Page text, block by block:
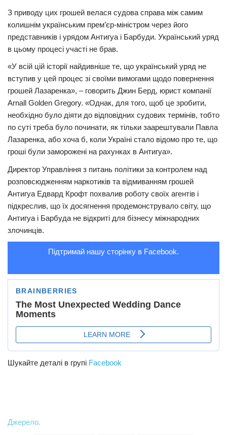
Шоу-біз
З приводу цих грошей велася судова справа між самим
колишнім українським прем’єр-міністром через його
представників і урядом Антигуа і Барбуди. Український уряд
в цьому процесі участі не брав.
«У всій цій історії найдивніше те, що український уряд не
вступив у цей процес зі своїми вимогами щодо повернення
грошей Лазаренка», – говорить Джин Берд, юрист компанії
Arnall Golden Gregory. «Однак, для того, щоб це зробити,
необхідно було діяти до відповідних судових термінів, тобто
по суті треба було починати, як тільки заарештували Павла
Лазаренка, або хоча б, коли Україні стало відомо про те, що
гроші були заморожені на рахунках в Антигуа».
Директор Управління з питань політики за контролем над
розповсюдженням наркотиків та відмиванням грошей
Антигуа Едвард Крофт похвалив роботу своїх агентів і
підкреслив, що їх досягнення продемонструвало світу, що
Антигуа і Барбуда не відкриті для бізнесу міжнародних
злочинців.
Підтримай нашу сторінку в Facebook.
Шукайте деталі в групі Facebook
Джерело.